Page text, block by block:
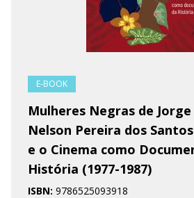
E-BOOK
Mulheres Negras de
Nelson Pereira dos
e o Cinema como
História (1977-1987)
ISBN: 9786525093918